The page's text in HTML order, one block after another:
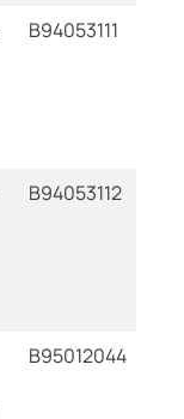
B94053111
B94053112
B95012044